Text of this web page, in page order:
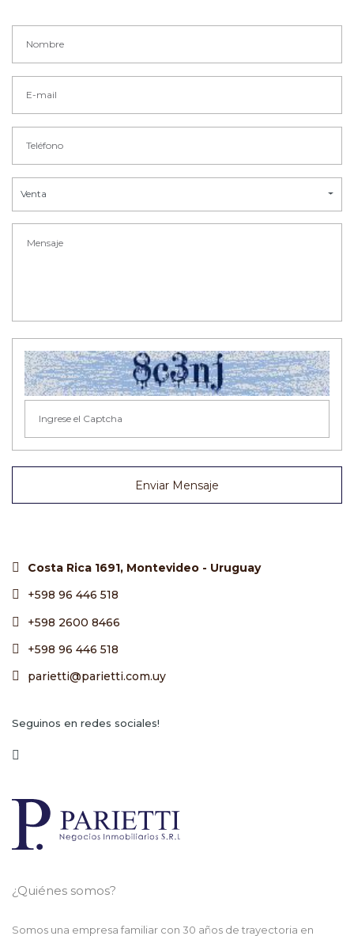
Venta
Enviar Mensaje
Costa Rica 1691, Montevideo - Uruguay
+598 96 446 518
+598 2600 8466
+598 96 446 518
parietti@parietti.com.uy
Seguinos en redes sociales!
¿Quiénes somos?
Somos una empresa familiar con 30 años de trayectoria en